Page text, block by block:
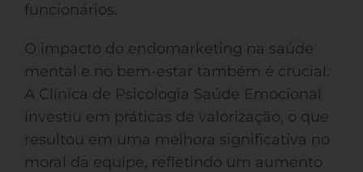
funcionários.
O impacto do endomarketing na saúde
mental e no bem-estar também é crucial.
A Clínica de Psicologia Saúde Emocional
investiu em práticas de valorização, o que
resultou em uma melhora significativa no
moral da equipe, refletindo um aumento